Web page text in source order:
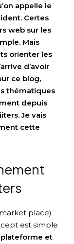
appelle le
Certes
web sur les
Mais
orienter les
d’avoir
ce blog,
thématiques
depuis
Je vais
cette
place)
est simple
plateforme et